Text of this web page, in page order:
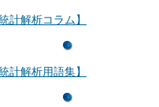
統計解析コラム】
統計解析用語集】